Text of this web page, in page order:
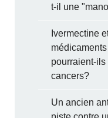
t-il une
Ivermectine
pourraient-
cancers?
Un ancien